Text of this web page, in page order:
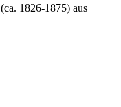
(ca. 1826-1875) aus